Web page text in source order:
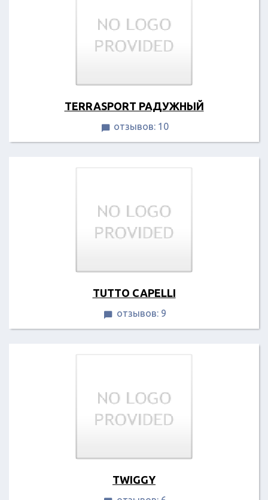
TERRASPORT РАДУЖНЫЙ
 отзывов: 10
TUTTO CAPELLI
 отзывов: 9
TWIGGY